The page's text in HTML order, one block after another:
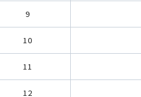
9
10
11
12